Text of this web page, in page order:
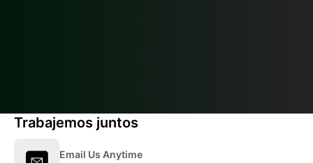
Trabajemos juntos
Email Us Anytime